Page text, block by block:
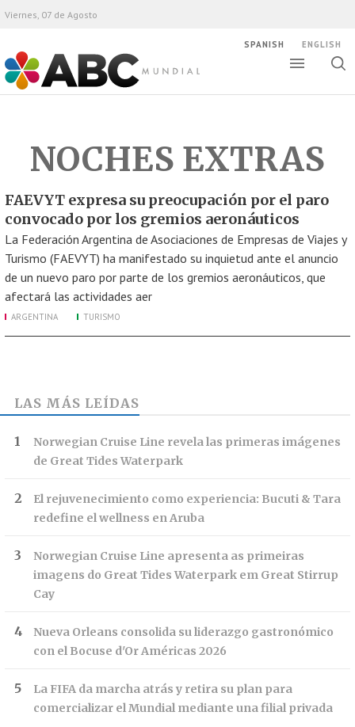
ABC Mundial
Viernes, 07 de Agosto
SPANISH ENGLISH
NOCHES EXTRAS
FAEVYT expresa su preocupación por el paro
convocado por los gremios aeronáuticos
La Federación Argentina de Asociaciones de Empresas de Viajes y
Turismo (FAEVYT) ha manifestado su inquietud ante el anuncio
de un nuevo paro por parte de los gremios aeronáuticos, que
afectará las actividades aer
ARGENTINA TURISMO
LAS MÁS LEÍDAS
Norwegian Cruise Line revela las primeras imágenes
de Great Tides Waterpark
El rejuvenecimiento como experiencia: Bucuti & Tara
redefine el wellness en Aruba
Norwegian Cruise Line apresenta as primeiras
imagens do Great Tides Waterpark em Great Stirrup
Cay
Nueva Orleans consolida su liderazgo gastronómico
con el Bocuse d'Or Américas 2026
La FIFA da marcha atrás y retira su plan para
comercializar el Mundial mediante una filial privada